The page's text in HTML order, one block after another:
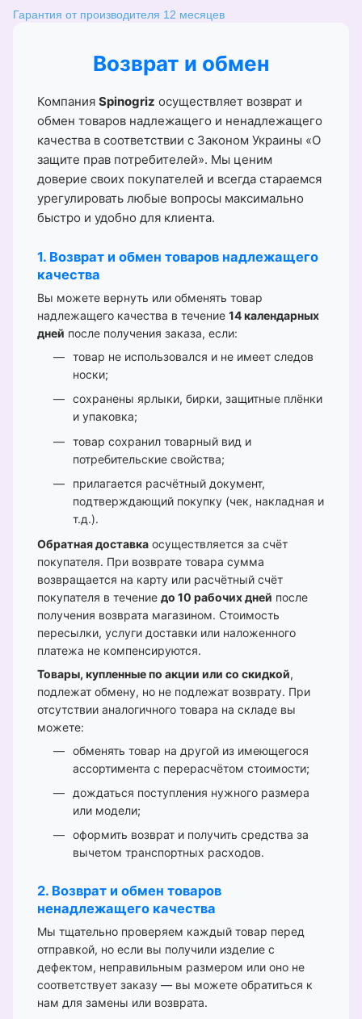
Гарантия от производителя 12 месяцев
Возврат и обмен
Компания Spinogriz осуществляет возврат и
обмен товаров надлежащего и ненадлежащего
качества в соответствии с Законом Украины «О
защите прав потребителей». Мы ценим
доверие своих покупателей и всегда стараемся
урегулировать любые вопросы максимально
быстро и удобно для клиента.
1. Возврат и обмен товаров надлежащего
качества
Вы можете вернуть или обменять товар
надлежащего качества в течение 14 календарных
дней после получения заказа, если:
товар не использовался и не имеет следов
носки;
сохранены ярлыки, бирки, защитные плёнки
и упаковка;
товар сохранил товарный вид и
потребительские свойства;
прилагается расчётный документ,
подтверждающий покупку (чек, накладная и
т.д.).
Обратная доставка осуществляется за счёт
покупателя. При возврате товара сумма
возвращается на карту или расчётный счёт
покупателя в течение до 10 рабочих дней после
получения возврата магазином. Стоимость
пересылки, услуги доставки или наложенного
платежа не компенсируются.
Товары, купленные по акции или со скидкой,
подлежат обмену, но не подлежат возврату. При
отсутствии аналогичного товара на складе вы
можете:
обменять товар на другой из имеющегося
ассортимента с перерасчётом стоимости;
дождаться поступления нужного размера
или модели;
оформить возврат и получить средства за
вычетом транспортных расходов.
2. Возврат и обмен товаров
ненадлежащего качества
Мы тщательно проверяем каждый товар перед
отправкой, но если вы получили изделие с
дефектом, неправильным размером или оно не
соответствует заказу — вы можете обратиться к
нам для замены или возврата.